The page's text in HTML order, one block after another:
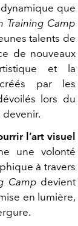
que
Training Camp
talents de
de nouveaux
et la
créés par les
lors du
devenir.
l’art visuel
une volonté
à travers
Camp devient
en lumière,